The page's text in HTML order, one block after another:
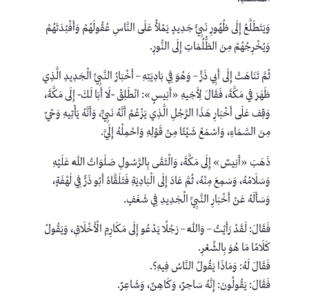
وَيَتَطَلَّعُ إِلَى ظُهُورِ نَبِيٍّ جَدِيدٍ يَمْلأُ عَلَى النَّاسِ عُقُولَهُمْ وَأَفْئِدَتَهُمْ
وَيُخْرِجُهُمْ مِنَ الظُّلُمَاتِ إِلَى النُّورِ.
ثُمَّ تَنَاهَتْ إِلَى أَبِي ذَرٍّ – وَهُوَ فِي بَادِيَتِهِ – أَخْبَارُ النَّبِيِّ الْجَدِيدِ الَّذِي
ظَهَرَ في مَكَّةَ، فَقَالَ لِأَخِيهِ «أَنِيسٍ»: انْطَلِقْ -لَا أَبَا لَكَ- إِلَى مَكَّةَ،
وَقِف عَلَى أَخْبَارِ هَذَا الرَّجُلِ الَّذِي يَزْعُمُ أَنَّهُ نَبِيٌّ، وَأَنَّهُ يَأْتِيهِ وَحْيٌ
مِنَ السَّمَاءِ، وَاسْمَعْ شَيْئًا مِنْ قَوْلِهِ وَاحْمِلْهُ إِلَيَّ.
ذَهَبَ «أَنِيسٌ» إِلَى مَكَّةَ، وَالْتَقَى بِالرَّسُولِ صَلَوَاتُ اللَّهِ عَلَيْهِ
وَسَلَامُهُ، وَسَمِعَ مِنْهُ، ثُمَّ عَادَ إِلَى الْبَادِيَةِ فَتَلَقَّاهُ أَبُو ذَرٍّ فِي لَهْفَةٍ،
وَسَأَلَهُ عَنْ أَخْبَارِ النَّبِيِّ الْجَدِيدِ فِي شَغَفٍ.
فَقَالَ: لَقَدْ رَأَيْتُ – وَاللَّهِ – رَجُلًا يَدْعُو إِلَى مَكَارِمِ الْأَخْلَاقِ، وَيَقُولُ
كَلَامًا مَا هُوَ بِالشِّعْرِ.
فَقَالَ لَهُ: وَمَاذَا يَقُولُ النَّاسُ فِيهِ؟.
فَقَالَ: يَقُولُونَ: إِنَّهُ سَاحِرٌ، وَكَاهِنٌ، وَشَاعِرٌ.